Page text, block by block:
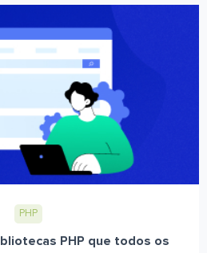
PHP
PHP que todos os